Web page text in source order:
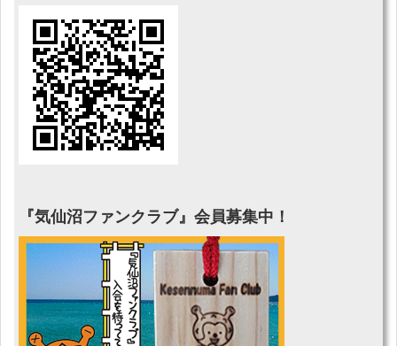
『気仙沼ファンクラブ』会員募集中！